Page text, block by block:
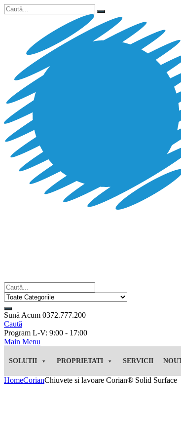
Sună Acum 0372.777.200
Caută
Program L-V: 9:00 - 17:00
Main Menu
SOLUTII PROPRIETATI SERVICII
HomeCorianChiuvete si lavoare Corian® Solid Surface